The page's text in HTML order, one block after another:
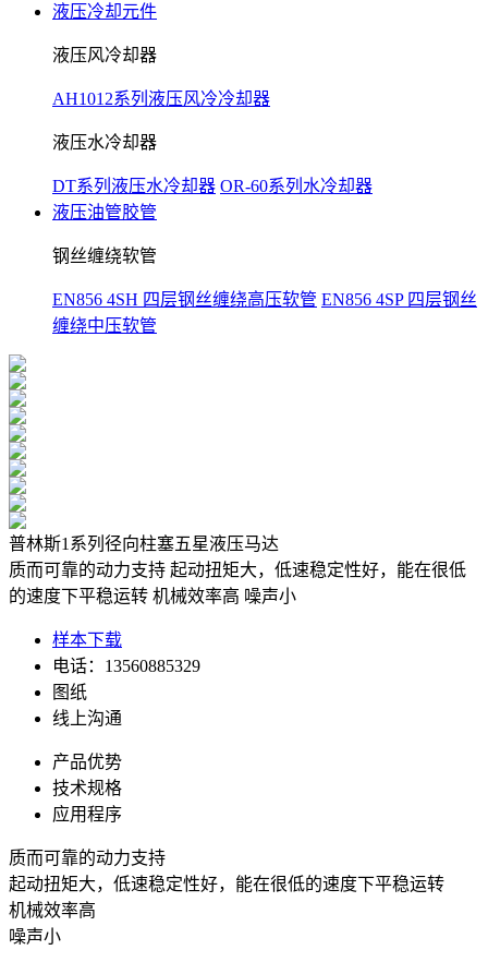
液压冷却元件
液压风冷却器
AH1012系列液压风冷冷却器
液压水冷却器
DT系列液压水冷却器 OR-60系列水冷却器
液压油管胶管
钢丝缠绕软管
EN856 4SH 四层钢丝缠绕高压软管 EN856 4SP 四层钢丝
缠绕中压软管
普林斯1系列径向柱塞五星液压马达
质而可靠的动力支持 起动扭矩大，低速稳定性好，能在很低
的速度下平稳运转 机械效率高 噪声小
样本下载
电话：13560885329
图纸
线上沟通
产品优势
技术规格
应用程序
质而可靠的动力支持
起动扭矩大，低速稳定性好，能在很低的速度下平稳运转
机械效率高
噪声小